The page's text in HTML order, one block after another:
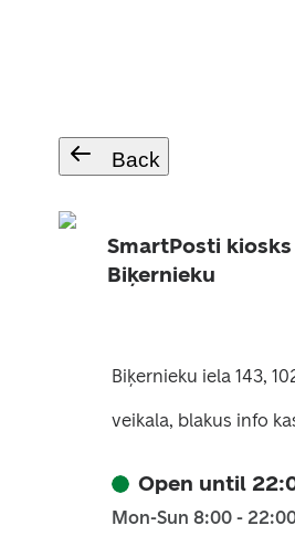
Back
SmartPosti
Biķernieku
Biķernieku iela 143,
veikala, blakus info
Open until
Mon-Sun 8:00 -